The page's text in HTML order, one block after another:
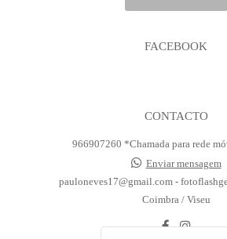
FACEBOOK
CONTACTO
966907260 *Chamada para rede
Enviar mensagem
pauloneves17@gmail.com -
Coimbra / Viseu